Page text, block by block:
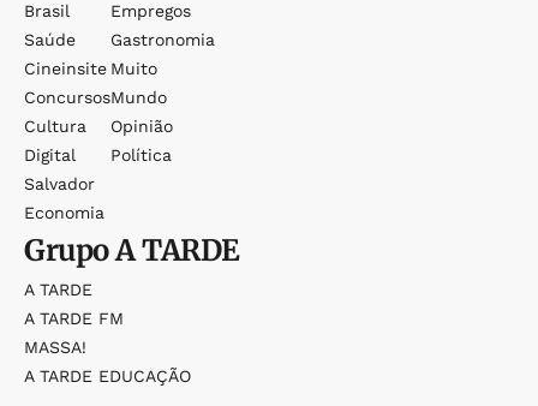
Brasil
Saúde
Cineinsite
Concursos
Cultura
Digital
Salvador
Economia
Empregos
Gastronomia
Muito
Mundo
Opinião
Política
GrupoA TARDE
A TARDE
A TARDE FM
MASSA!
A TARDE EDUCAÇÃO